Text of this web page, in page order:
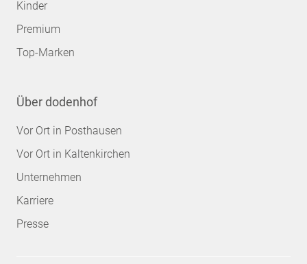
Kinder
Premium
Top-Marken
Über dodenhof
Vor Ort in Posthausen
Vor Ort in Kaltenkirchen
Unternehmen
Karriere
Presse